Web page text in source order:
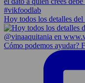
Hoy todos los detalles
Cómo podemos ayudar?